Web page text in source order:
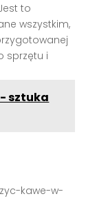
to
wszystkim,
sprzętu i
sztuka
kawe-w-